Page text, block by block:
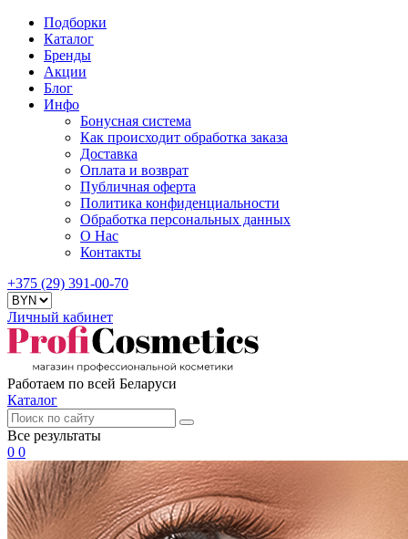
Подборки
Каталог
Бренды
Акции
Блог
Инфо
Бонусная система
Как происходит обработка заказа
Доставка
Оплата и возврат
Публичная оферта
Политика конфиденциальности
Обработка персональных данных
О Нас
Контакты
+375 (29) 391-00-70
Личный кабинет
Работаем по всей Беларуси
Каталог
Все результаты
0 0